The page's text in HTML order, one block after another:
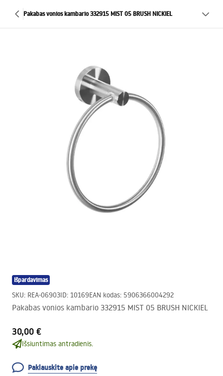
Pakabas vonios kambario 332915 MIST 05 BRUSH NICKIEL
Išpardavimas
SKU: REA-06903ID: 10169EAN kodas: 5906366004292
Pakabas vonios kambario 332915 MIST 05 BRUSH NICKIEL
30,00 €
Išsiuntimas antradienis.
Paklauskite apie prekę